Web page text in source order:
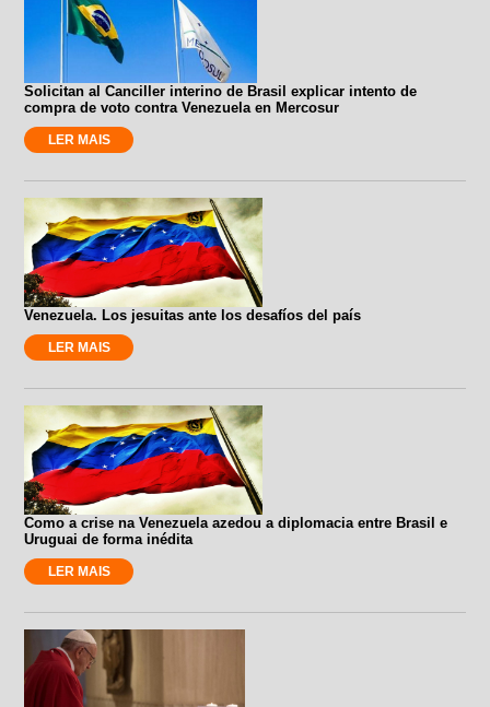
Solicitan al Canciller interino de Brasil explicar intento de
compra de voto contra Venezuela en Mercosur
LER MAIS
Venezuela. Los jesuitas ante los desafíos del país
LER MAIS
Como a crise na Venezuela azedou a diplomacia entre Brasil e
Uruguai de forma inédita
LER MAIS